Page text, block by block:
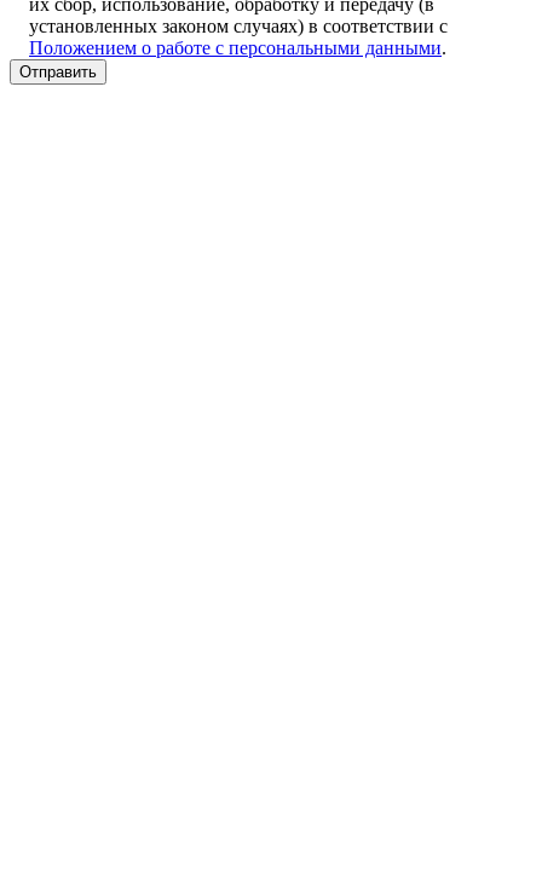
установленных законом случаях) в соответствии с
Положением о работе с персональными данными.